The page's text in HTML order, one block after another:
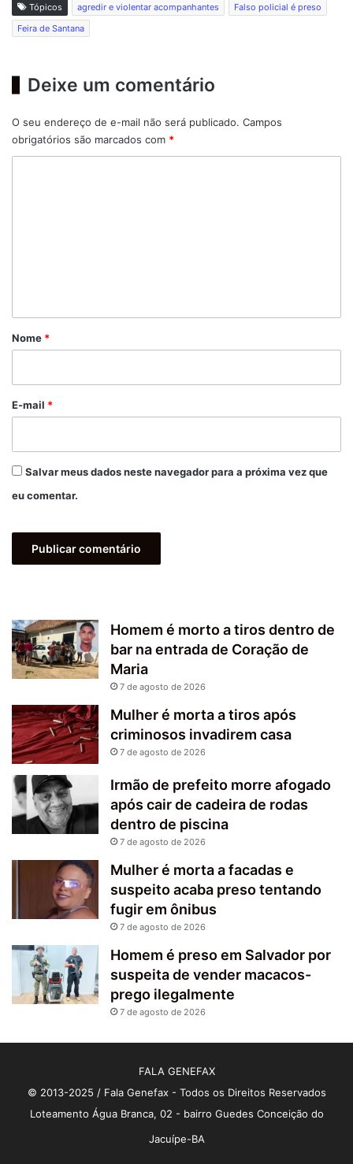
Tópicos agredir e violentar acompanhantes
Falso policial é preso
Feira de Santana
Deixe um comentário
O seu endereço de e-mail não será publicado. Campos
obrigatórios são marcados com *
r
*
Nome *
E-mail *
Salvar meus dados neste navegador para a próxima vez que
eu comentar.
Homem é morto a tiros dentro de
bar na entrada de Coração de
Maria
7 de agosto de 2026
Mulher é morta a tiros após
criminosos invadirem casa
7 de agosto de 2026
Irmão de prefeito morre afogado
após cair de cadeira de rodas
dentro de piscina
7 de agosto de 2026
Mulher é morta a facadas e
suspeito acaba preso tentando
fugir em ônibus
7 de agosto de 2026
Homem é preso em Salvador por
suspeita de vender macacos-
prego ilegalmente
7 de agosto de 2026
FALA GENEFAX
© 2013-2025 / Fala Genefax - Todos os Direitos Reservados
Loteamento Água Branca, 02 - bairro Guedes Conceição do
Jacuípe-BA